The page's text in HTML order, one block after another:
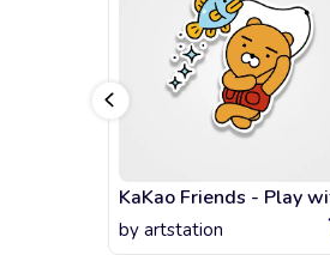
by artstation